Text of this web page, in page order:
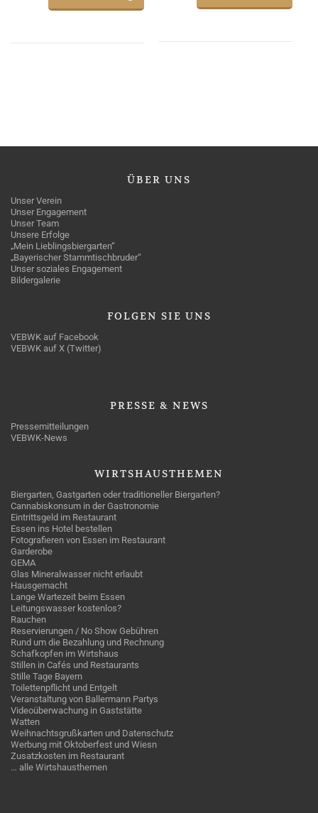
ÜBER UNS
Unser Verein
Unser Engagement
Unser Team
Unsere Erfolge
„Mein Lieblingsbiergarten“
„Bayerischer Stammtischbruder“
Unser soziales Engagement
Bildergalerie
FOLGEN SIE UNS
VEBWK auf Facebook
VEBWK auf X (Twitter)
PRESSE & NEWS
Pressemitteilungen
VEBWK-News
WIRTSHAUSTHEMEN
Biergarten, Gastgarten oder traditioneller Biergarten?
Cannabiskonsum in der Gastronomie
Eintrittsgeld im Restaurant
Essen ins Hotel bestellen
Fotografieren von Essen im Restaurant
Garderobe
GEMA
Glas Mineralwasser nicht erlaubt
Hausgemacht
Lange Wartezeit beim Essen
Leitungswasser kostenlos?
Rauchen
Reservierungen / No Show Gebühren
Rund um die Bezahlung und Rechnung
Schafkopfen im Wirtshaus
Stillen in Cafés und Restaurants
Stille Tage Bayern
Toilettenpflicht und Entgelt
Veranstaltung von Ballermann Partys
Videoüberwachung in Gaststätte
Watten
Weihnachtsgrußkarten und Datenschutz
Werbung mit Oktoberfest und Wiesn
Zusatzkosten im Restaurant
… alle Wirtshausthemen